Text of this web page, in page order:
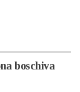
boschiva